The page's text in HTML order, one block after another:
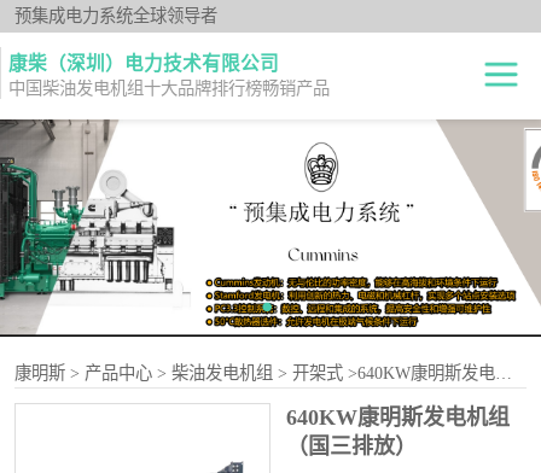
预集成电力系统全球领导者
康柴（深圳）电力技术有限公司
中国柴油发电机组十大品牌排行榜畅销产品
康明斯 > 产品中心 > 柴油发电机组 > 开架式 >640KW康明斯发电机组（国三排放）
640KW康明斯发电机组
（国三排放）
柴油发电机组
发电机出租
纯正零件
开架式
静音型
移动电站
原厂机型